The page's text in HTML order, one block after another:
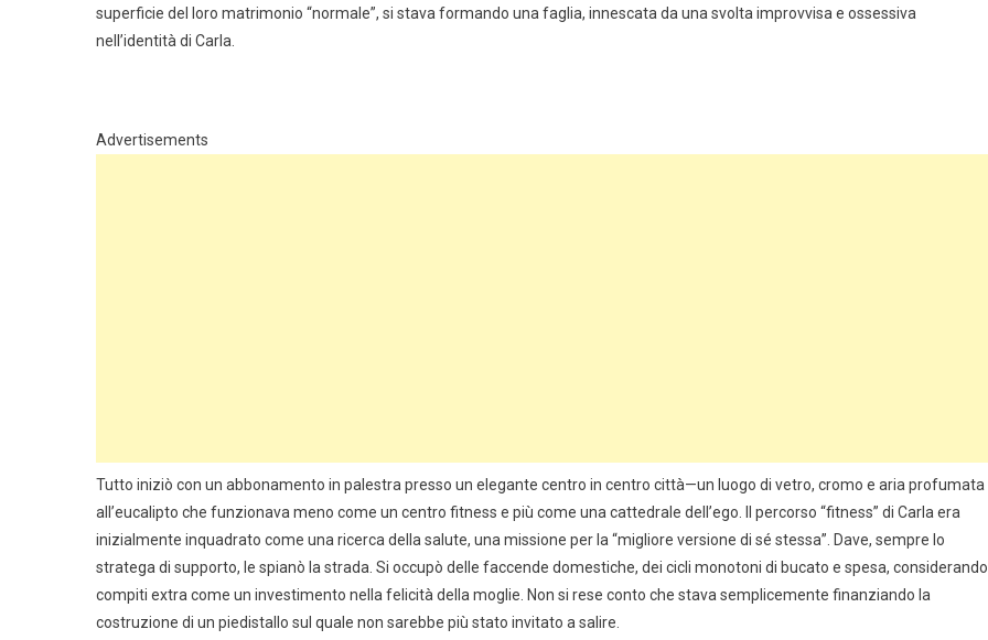
superficie del loro matrimonio “normale”, si stava formando una faglia, innescata da una svolta improvvisa e ossessiva
nell’identità di Carla.
Advertisements
Tutto iniziò con un abbonamento in palestra presso un elegante centro in centro città—un luogo di vetro, cromo e aria profumata
all’eucalipto che funzionava meno come un centro fitness e più come una cattedrale dell’ego. Il percorso “fitness” di Carla era
inizialmente inquadrato come una ricerca della salute, una missione per la “migliore versione di sé stessa”. Dave, sempre lo
stratega di supporto, le spianò la strada. Si occupò delle faccende domestiche, dei cicli monotoni di bucato e spesa,
compiti extra come un investimento nella felicità della moglie. Non si rese conto che stava semplicemente finanziando la
costruzione di un piedistallo sul quale non sarebbe più stato invitato a salire.